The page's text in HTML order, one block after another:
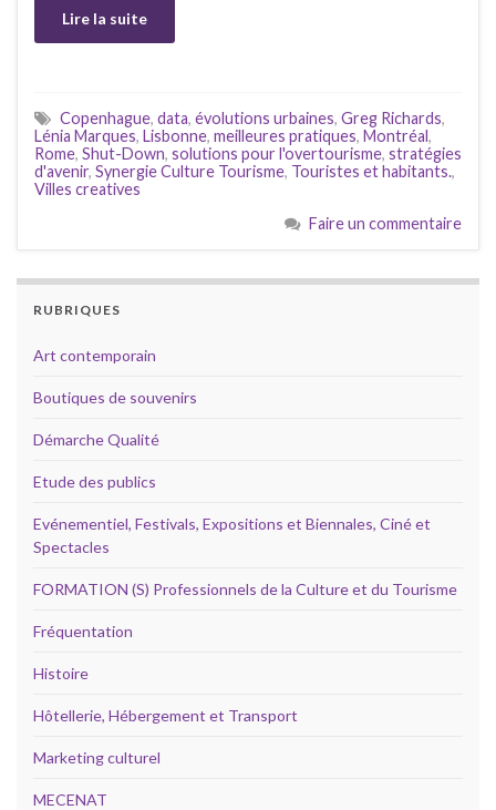
Lire la suite
Copenhague, data, évolutions urbaines, Greg Richards,
Lénia Marques, Lisbonne, meilleures pratiques, Montréal,
Rome, Shut-Down, solutions pour l'overtourisme, stratégies
d'avenir, Synergie Culture Tourisme, Touristes et habitants.,
Villes creatives
Faire un commentaire
RUBRIQUES
Art contemporain
Boutiques de souvenirs
Démarche Qualité
Etude des publics
Evénementiel, Festivals, Expositions et Biennales, Ciné et
Spectacles
FORMATION (S) Professionnels de la Culture et du Tourisme
Fréquentation
Histoire
Hôtellerie, Hébergement et Transport
Marketing culturel
MECENAT